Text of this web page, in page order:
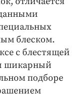
блеском.
с блестящей
шикарный
подборе